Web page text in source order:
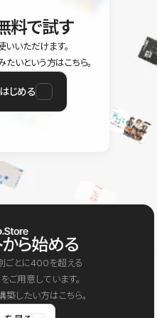
料で試す
いただけます。
いという方はこちら。
じめる
から始める
ごとに400を超える
ご用意しています。
したい方はこちら。